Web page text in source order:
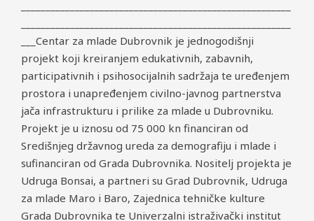
___Centar za mlade Dubrovnik je jednogodišnji
projekt koji kreiranjem edukativnih, zabavnih,
participativnih i psihosocijalnih sadržaja te uređenjem
prostora i unapređenjem civilno-javnog partnerstva
jača infrastrukturu i prilike za mlade u Dubrovniku.
Projekt je u iznosu od 75 000 kn financiran od
Središnjeg državnog ureda za demografiju i mlade i
sufinanciran od Grada Dubrovnika. Nositelj projekta je
Udruga Bonsai, a partneri su Grad Dubrovnik, Udruga
za mlade Maro i Baro, Zajednica tehničke kulture
Grada Dubrovnika te Univerzalni istraživački institut